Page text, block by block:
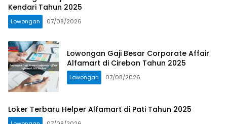
Kendari Tahun 2025
Lowongan 07/08/2026
Lowongan Gaji Besar Corporate Affair
Alfamart di Cirebon Tahun 2025
Lowongan 07/08/2026
Loker Terbaru Helper Alfamart di Pati Tahun 2025